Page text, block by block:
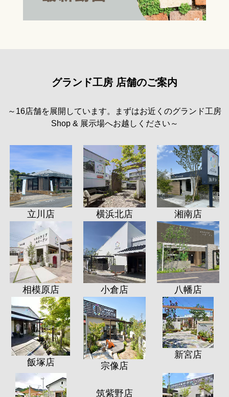
グランド工房 店舗のご案内
～16店舗を展開しています。まずはお近くのグランド工房
Shop & 展示場へお越しください～
立川店 横浜北店 湘南店
相模原店 小倉店 八幡店
飯塚店 宗像店
新宮店